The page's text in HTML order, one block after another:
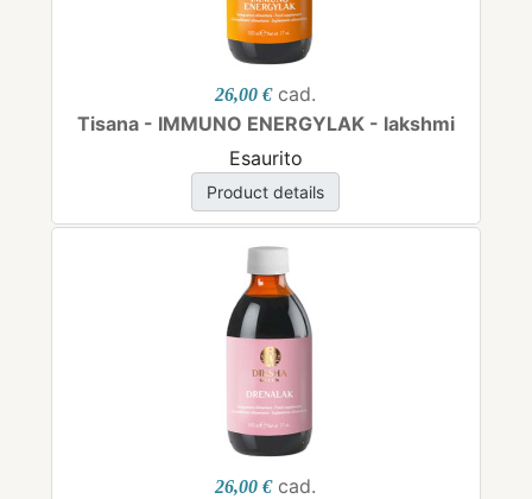
26,00 € cad.
Tisana - IMMUNO ENERGYLAK - lakshmi
Esaurito
Product details
26,00 € cad.